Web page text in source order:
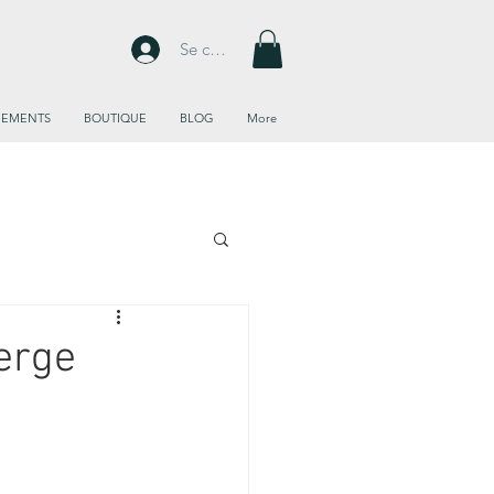
Se connecter
BOUTIQUE BLOG More